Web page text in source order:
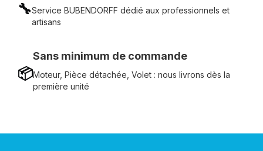
🔧Service BUBENDORFF dédié aux professionnels et
artisans
📦
Sans minimum de commande
Moteur, Pièce détachée, Volet : nous livrons dès la
première unité